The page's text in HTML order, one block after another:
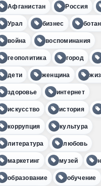
Афганистан Россия
Урал бизнес
война воспоминания
геополитика город
дети женщина
здоровье интернет
искусство история
коррупция культура
литература любовь
маркетинг музей
образование обучение